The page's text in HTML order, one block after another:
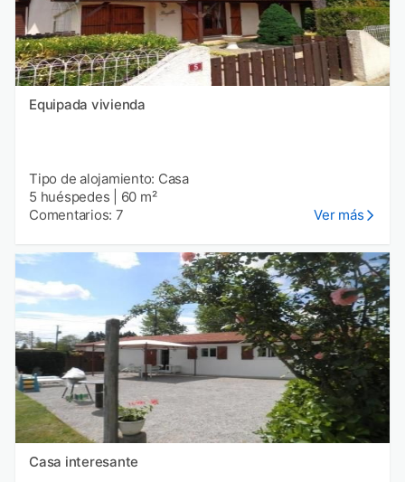
Equipada vivienda
Tipo de alojamiento: Casa
5 huéspedes
60 m²
Comentarios: 7
Ver más
Casa interesante